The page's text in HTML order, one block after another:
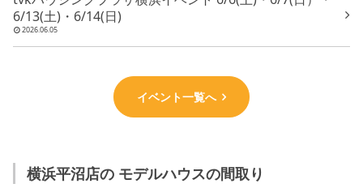
6/13(土)・6/14(日)
2026.06.05
イベント一覧へ
横浜平沼店の モデルハウスの間取り